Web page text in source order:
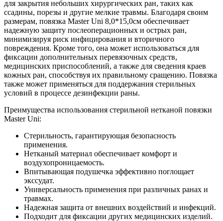
для закрытия небольших хирургических ран, таких как
ссадины, порезы и другие мелкие травмы. Благодаря своим
размерам, повязка Master Uni 8,0*15,0см обеспечивает
надежную защиту послеоперационных и острых ран,
минимизируя риск инфицирования и вторичного
повреждения. Кроме того, она может использоваться для
фиксации дополнительных перевязочных средств,
медицинских приспособлений, а также для сведения краев
кожных ран, способствуя их правильному сращению. Повязка
также может применяться для поддержания стерильных
условий в процессе дезинфекции раны.
Преимущества использования стерильной нетканой повязки
Master Uni:
Стерильность, гарантирующая безопасность
применения.
Нетканый материал обеспечивает комфорт и
воздухопроницаемость.
Впитывающая подушечка эффективно поглощает
экссудат.
Универсальность применения при различных ранах и
травмах.
Надежная защита от внешних воздействий и инфекций.
Подходит для фиксации других медицинских изделий.